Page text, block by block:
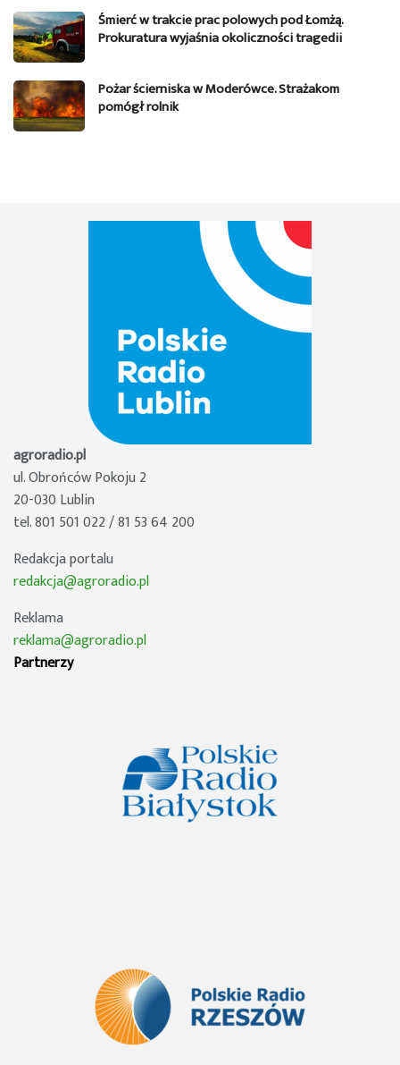
Śmierć w trakcie prac polowych pod Łomżą.
Prokuratura wyjaśnia okoliczności tragedii
Pożar ścierniska w Moderówce. Strażakom
pomógł rolnik
agroradio.pl
ul. Obrońców Pokoju 2
20-030 Lublin
tel. 801 501 022 / 81 53 64 200
Redakcja portalu
redakcja@agroradio.pl
Reklama
reklama@agroradio.pl
Partnerzy